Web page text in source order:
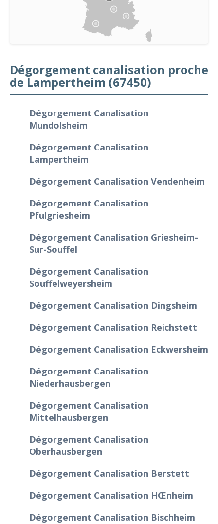
Dégorgement canalisation proche
de Lampertheim (67450)
Dégorgement Canalisation
Mundolsheim
Dégorgement Canalisation
Lampertheim
Dégorgement Canalisation Vendenheim
Dégorgement Canalisation
Pfulgriesheim
Dégorgement Canalisation Griesheim-
Sur-Souffel
Dégorgement Canalisation
Souffelweyersheim
Dégorgement Canalisation Dingsheim
Dégorgement Canalisation Reichstett
Dégorgement Canalisation Eckwersheim
Dégorgement Canalisation
Niederhausbergen
Dégorgement Canalisation
Mittelhausbergen
Dégorgement Canalisation
Oberhausbergen
Dégorgement Canalisation Berstett
Dégorgement Canalisation Hœnheim
Dégorgement Canalisation Bischheim